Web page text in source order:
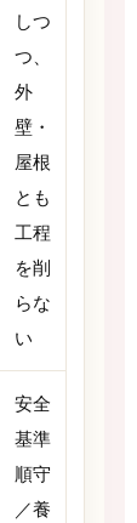
しつ
つ、
外
壁・
屋根
とも
工程
を削
らな
い
安全
基準
順守
／養